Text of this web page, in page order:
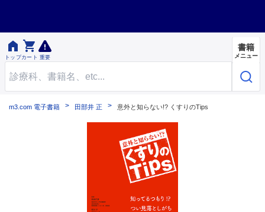

トップ

カート 重要
書籍
メニュー
m3.com 電子書籍 田部井 正 意外と知らない!? くすりのTips